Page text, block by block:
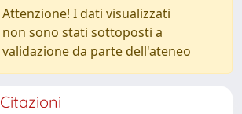
Attenzione! I dati visualizzati
non sono stati sottoposti a
validazione da parte dell'ateneo
Citazioni